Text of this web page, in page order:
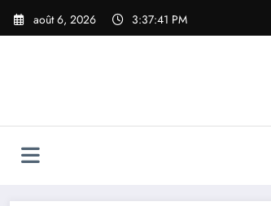
Aller
août 6, 2026 3:37:43 PM